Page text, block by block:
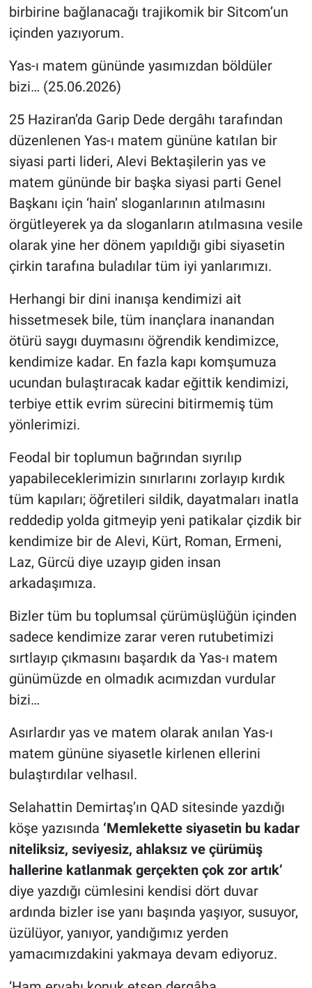
birbirine bağlanacağı trajikomik bir Sitcom’un
içinden yazıyorum.
Yas-ı matem gününde yasımızdan böldüler
bizi… (25.06.2026)
25 Haziran’da Garip Dede dergâhı tarafından
düzenlenen Yas-ı matem gününe katılan bir
siyasi parti lideri, Alevi Bektaşilerin yas ve
matem gününde bir başka siyasi parti Genel
Başkanı için ‘hain’ sloganlarının atılmasını
örgütleyerek ya da sloganların atılmasına vesile
olarak yine her dönem yapıldığı gibi siyasetin
çirkin tarafına buladılar tüm iyi yanlarımızı.
Herhangi bir dini inanışa kendimizi ait
hissetmesek bile, tüm inançlara inanandan
ötürü saygı duymasını öğrendik kendimizce,
kendimize kadar. En fazla kapı komşumuza
ucundan bulaştıracak kadar eğittik kendimizi,
terbiye ettik evrim sürecini bitirmemiş tüm
yönlerimizi.
Feodal bir toplumun bağrından sıyrılıp
yapabileceklerimizin sınırlarını zorlayıp kırdık
tüm kapıları; öğretileri sildik, dayatmaları inatla
reddedip yolda gitmeyip yeni patikalar çizdik bir
kendimize bir de Alevi, Kürt, Roman, Ermeni,
Laz, Gürcü diye uzayıp giden insan
arkadaşımıza.
Bizler tüm bu toplumsal çürümüşlüğün içinden
sadece kendimize zarar veren rutubetimizi
sırtlayıp çıkmasını başardık da Yas-ı matem
günümüzde en olmadık acımızdan vurdular
bizi…
Asırlardır yas ve matem olarak anılan Yas-ı
matem gününe siyasetle kirlenen ellerini
bulaştırdılar velhasıl.
Selahattin Demirtaş’ın QAD sitesinde yazdığı
köşe yazısında ‘Memlekette siyasetin bu kadar
niteliksiz, seviyesiz, ahlaksız ve çürümüş
hallerine katlanmak gerçekten çok zor artık’
diye yazdığı cümlesini kendisi dört duvar
ardında bizler ise yanı başında yaşıyor, susuyor,
üzülüyor, yanıyor, yandığımız yerden
yamacımızdakini yakmaya devam ediyoruz.